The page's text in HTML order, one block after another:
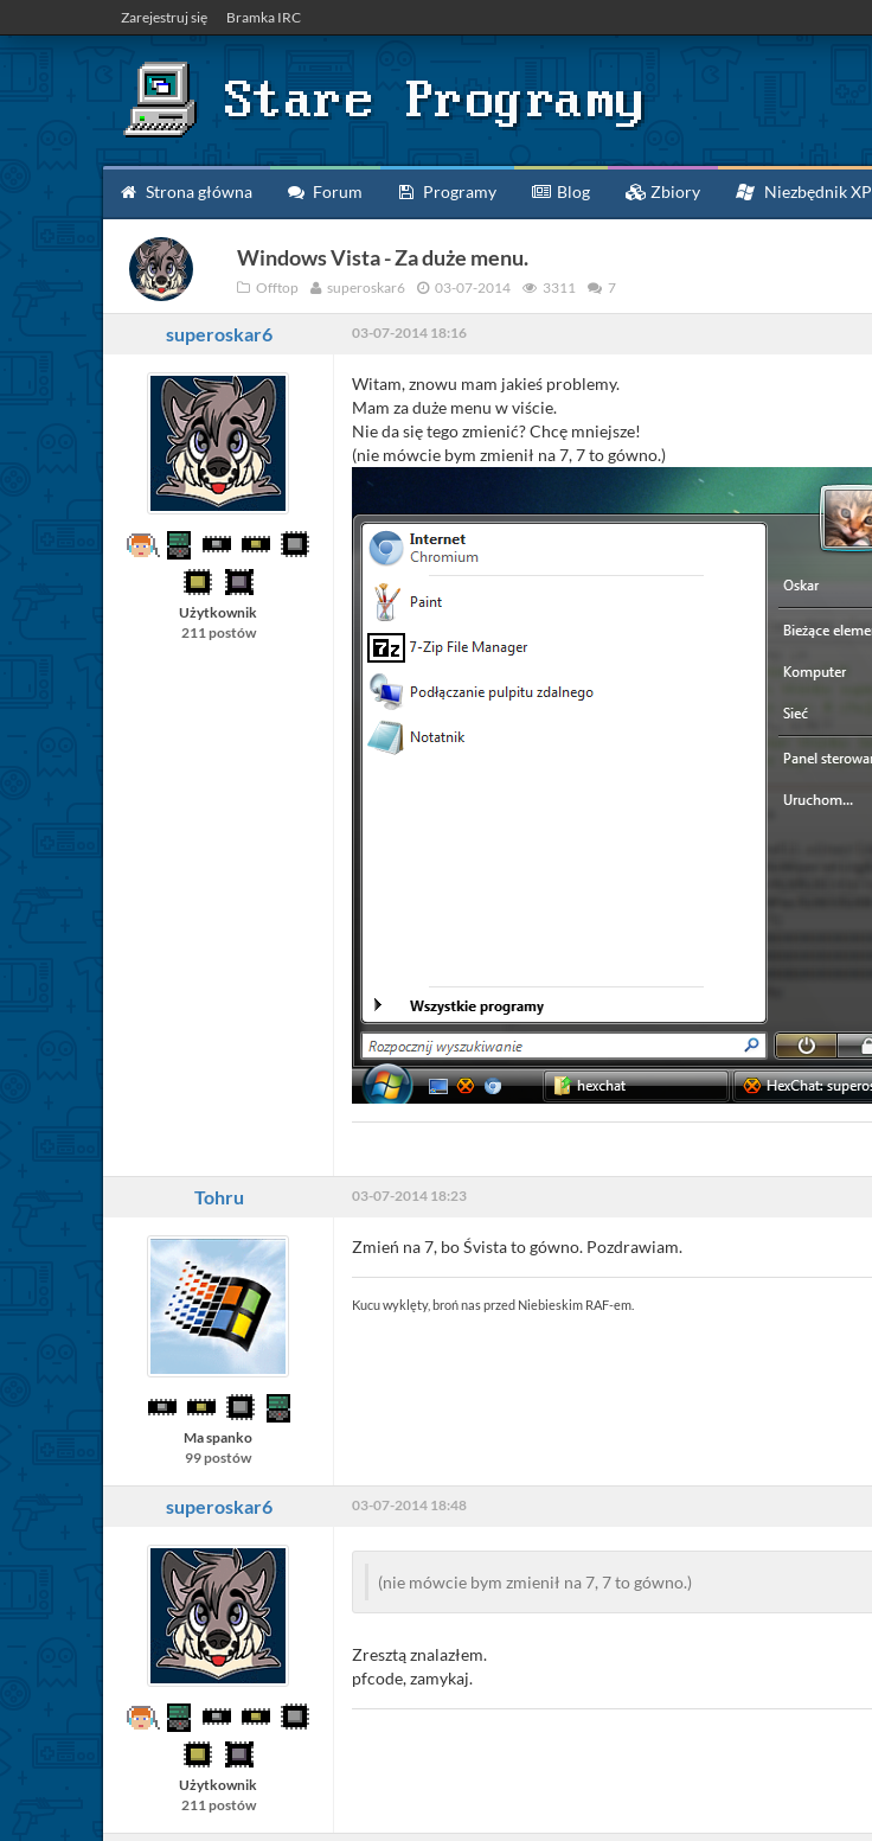
Zarejestruj się Bramka IRC
Strona główna Forum Programy Blog Zbiory Niezbędnik XP
Windows Vista - Za duże menu.
Offtop superoskar6 03-07-2014 3311 7
superoskar6 03-07-2014 18:16
Użytkownik
211 postów
Witam, znowu mam jakieś problemy.
Mam za duże menu w viście.
Nie da się tego zmienić? Chcę mniejsze!
(nie mówcie bym zmienił na 7, 7 to gówno.)
Tohru 03-07-2014 18:23
Ma spanko
99 postów
Zmień na 7, bo Śvista to gówno. Pozdrawiam.
Kucu wyklęty, broń nas przed Niebieskim RAF-em.
superoskar6 03-07-2014 18:48
Użytkownik
211 postów
(nie mówcie bym zmienił na 7, 7 to gówno.)
Zresztą znalazłem.
pfcode, zamykaj.